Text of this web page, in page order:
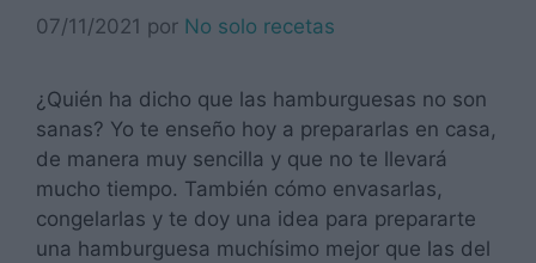
07/11/2021 por No solo recetas
¿Quién ha dicho que las hamburguesas no son
sanas? Yo te enseño hoy a prepararlas en casa,
de manera muy sencilla y que no te llevará
mucho tiempo. También cómo envasarlas,
congelarlas y te doy una idea para prepararte
una hamburguesa muchísimo mejor que las del